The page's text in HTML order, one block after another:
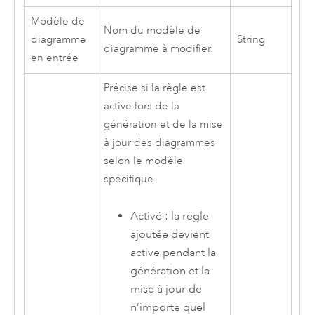
Modèle de
diagramme
en entrée
Nom du modèle de
diagramme à modifier.
String
Précise si la règle est
active lors de la
génération et de la mise
à jour des diagrammes
selon le modèle
spécifique.
Activé : la règle
ajoutée devient
active pendant la
génération et la
mise à jour de
n’importe quel